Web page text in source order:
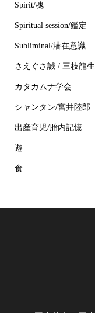
Spirit/魂
Spiritual session/鑑定
Subliminal/潜在意識
さえぐさ誠 / 三枝龍生
カタカムナ学会
シャンタン/宮井陸郎
出産育児/胎内記憶
遊
食